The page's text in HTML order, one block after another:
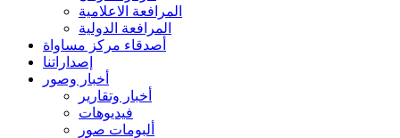
المرافعة الاعلامية
المرافعة الدولية
أصدقاء مركز مساواة
إصداراتنا
أخبار وصور
أخبار وتقارير
فيديوهات
ألبومات صور